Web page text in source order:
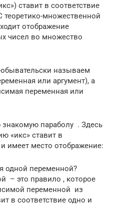
ставит в соответствие
теоретико-множественной
отображение
чисел во множество
называем
или аргумент), а
переменная или
параболу . Здесь
«икс» ставит в
и имеет место отображение:
одной переменной?
– это правило , которое
переменной из
в соответствие одно и